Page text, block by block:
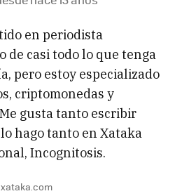
en periodista
de casi todo lo que tenga
pero estoy especializado
criptomonedas y
gusta tanto escribir
hago tanto en Xataka
Incognitosis.